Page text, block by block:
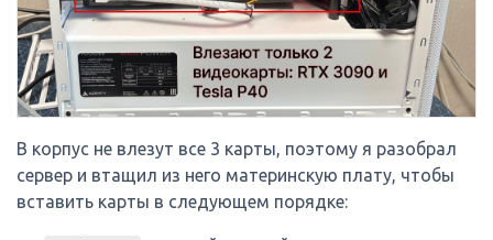
В корпус не влезут все 3 карты, поэтому я разобрал
сервер и втащил из него материнскую плату, чтобы
вставить карты в следующем порядке: